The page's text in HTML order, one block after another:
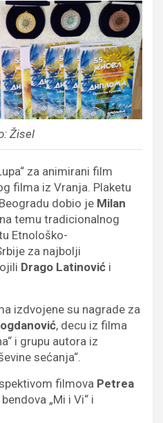
Žisel
za animirani film
filma iz Vranja. Plaketu
dobio je Milan
temu tradicionalnog
Etnološko-
za najbolji
Drago Latinović i
izdvojene su nagrade za
, decu iz filma
i grupu autora iz
sećanja“.
filmova Petrea
„Mi i Vi“ i